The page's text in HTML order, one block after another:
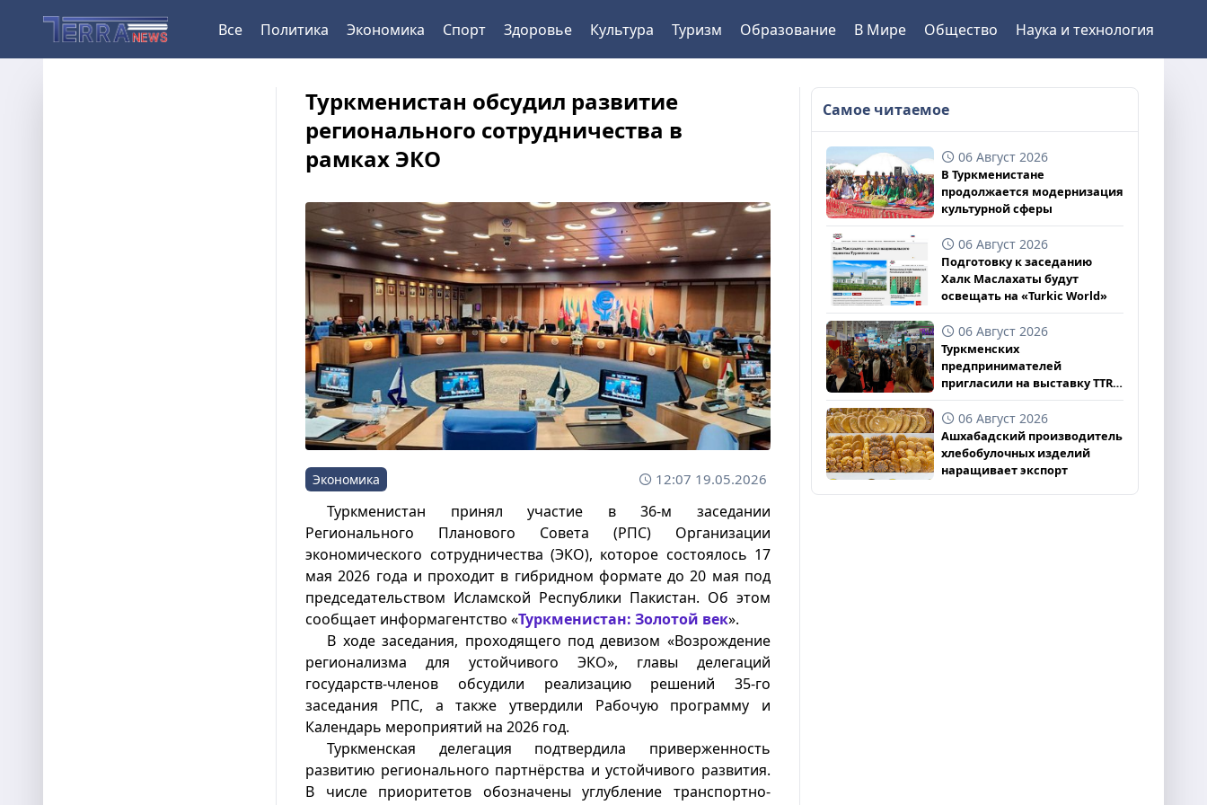
Все Политика Экономика Спорт Здоровье Культура Туризм Образование В Мире Общество Наука и технология
Туркменистан обсудил развитие
регионального сотрудничества в
рамках ЭКО
Экономика 12:07 19.05.2026
Туркменистан принял участие в 36-м заседании
Регионального Планового Совета (РПС) Организации
экономического сотрудничества (ЭКО), которое состоялось 17
мая 2026 года и проходит в гибридном формате до 20 мая под
председательством Исламской Республики Пакистан. Об этом
сообщает информагентство «Туркменистан: Золотой век».
В ходе заседания, проходящего под девизом «Возрождение
регионализма для устойчивого ЭКО», главы делегаций
государств-членов обсудили реализацию решений 35-го
заседания РПС, а также утвердили Рабочую программу и
Календарь мероприятий на 2026 год.
Туркменская делегация подтвердила приверженность
развитию регионального партнёрства и устойчивого развития.
В числе приоритетов обозначены углубление транспортно-
Самое читаемое
06 Август 2026
В Туркменистане
продолжается модернизация
культурной сферы
06 Август 2026
Подготовку к заседанию
Халк Маслахаты будут
освещать на «Turkic World»
06 Август 2026
Туркменских
предпринимателей
пригласили на выставку TTR
II 2026
06 Август 2026
Ашхабадский производитель
хлебобулочных изделий
наращивает экспорт